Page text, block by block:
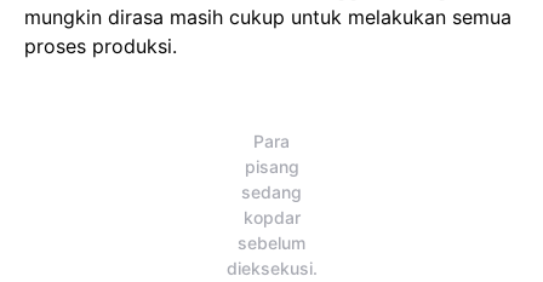
mungkin dirasa masih cukup untuk melakukan semua
proses produksi.
Para
pisang
sedang
kopdar
sebelum
dieksekusi.